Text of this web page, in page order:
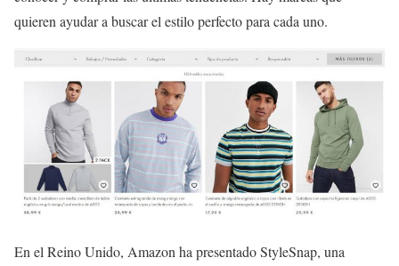
quieren ayudar a buscar el estilo perfecto para cada uno.
En el Reino Unido, Amazon ha presentado StyleSnap, una